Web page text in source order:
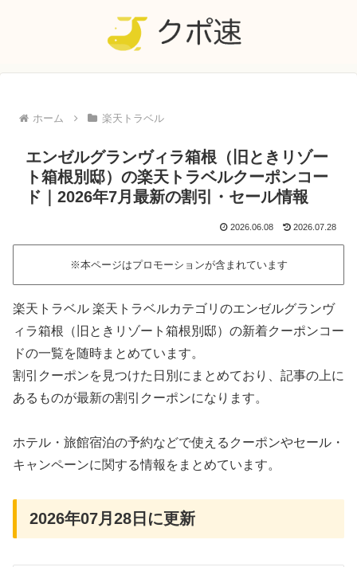
ホーム 楽天トラベル
エンゼルグランヴィラ箱根（旧ときリゾー
ト箱根別邸）の楽天トラベルクーポンコー
ド｜2026年7月最新の割引・セール情報
2026.06.08 2026.07.28
※本ページはプロモーションが含まれています
楽天トラベル 楽天トラベルカテゴリのエンゼルグランヴ
ィラ箱根（旧ときリゾート箱根別邸）の新着クーポンコー
ドの一覧を随時まとめています。
割引クーポンを見つけた日別にまとめており、記事の上に
あるものが最新の割引クーポンになります。
ホテル・旅館宿泊の予約などで使えるクーポンやセール・
キャンペーンに関する情報をまとめています。
2026年07月28日に更新